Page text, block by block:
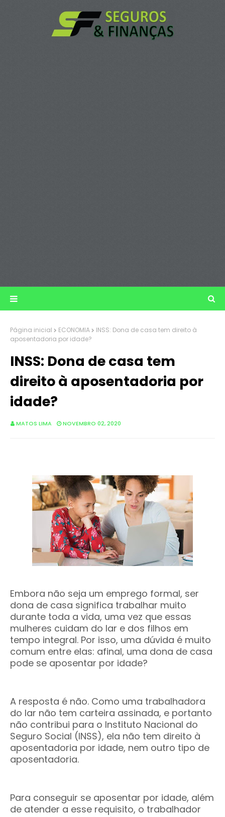
Página inicial ECONOMIA
INSS: Dona de casa tem direito à
aposentadoria por idade?
INSS: Dona de casa tem
direito à aposentadoria por
idade?
MATOS LIMA NOVEMBRO 02, 2020
Embora não seja um emprego formal, ser
dona de casa significa trabalhar muito
durante toda a vida, uma vez que essas
mulheres cuidam do lar e dos filhos em
tempo integral. Por isso, uma dúvida é muito
comum entre elas: afinal, uma dona de casa
pode se aposentar por idade?
A resposta é não. Como uma trabalhadora
do lar não tem carteira assinada, e portanto
não contribui para o Instituto Nacional do
Seguro Social (INSS), ela não tem direito à
aposentadoria por idade, nem outro tipo de
aposentadoria.
Para conseguir se aposentar por idade, além
de atender a esse requisito, o trabalhador